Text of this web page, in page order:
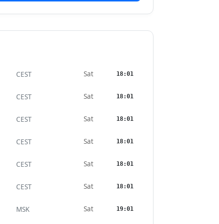
CEST Sat 18:01
CEST Sat 18:01
CEST Sat 18:01
CEST Sat 18:01
CEST Sat 18:01
CEST Sat 18:01
MSK Sat 19:01